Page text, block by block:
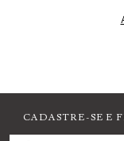
CADASTRE-SE E